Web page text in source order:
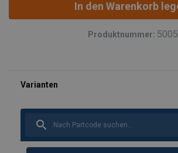
In den Warenkorb
Produktnummer: